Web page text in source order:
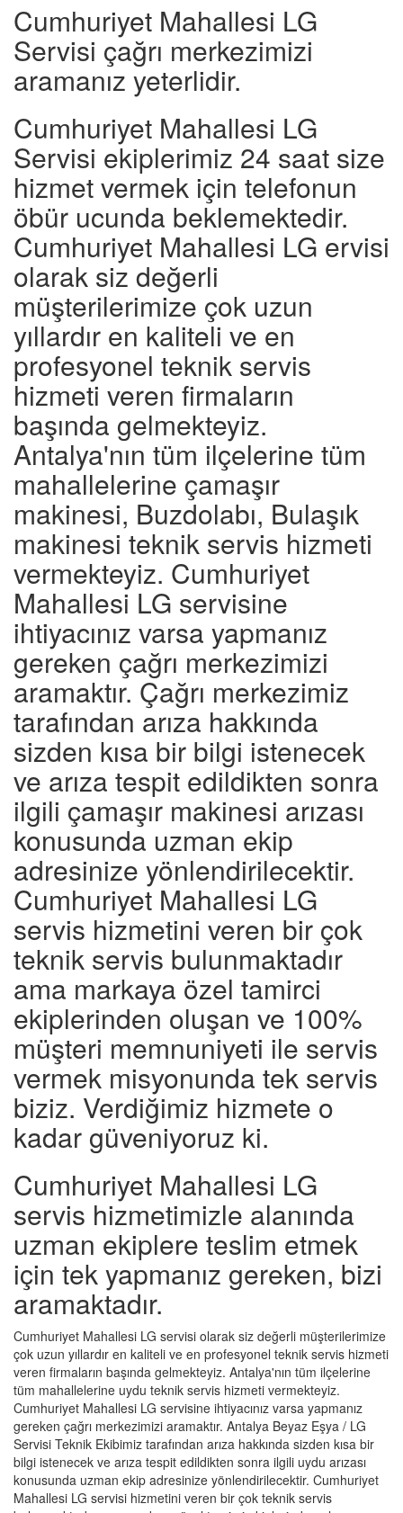
Cumhuriyet Mahallesi LG
Servisi çağrı merkezimizi
aramanız yeterlidir.
Cumhuriyet Mahallesi LG
Servisi ekiplerimiz 24 saat size
hizmet vermek için telefonun
öbür ucunda beklemektedir.
Cumhuriyet Mahallesi LG ervisi
olarak siz değerli
müşterilerimize çok uzun
yıllardır en kaliteli ve en
profesyonel teknik servis
hizmeti veren firmaların
başında gelmekteyiz.
Antalya'nın tüm ilçelerine tüm
mahallelerine çamaşır
makinesi, Buzdolabı, Bulaşık
makinesi teknik servis hizmeti
vermekteyiz. Cumhuriyet
Mahallesi LG servisine
ihtiyacınız varsa yapmanız
gereken çağrı merkezimizi
aramaktır. Çağrı merkezimiz
tarafından arıza hakkında
sizden kısa bir bilgi istenecek
ve arıza tespit edildikten sonra
ilgili çamaşır makinesi arızası
konusunda uzman ekip
adresinize yönlendirilecektir.
Cumhuriyet Mahallesi LG
servis hizmetini veren bir çok
teknik servis bulunmaktadır
ama markaya özel tamirci
ekiplerinden oluşan ve 100%
müşteri memnuniyeti ile servis
vermek misyonunda tek servis
biziz. Verdiğimiz hizmete o
kadar güveniyoruz ki.
Cumhuriyet Mahallesi LG
servis hizmetimizle alanında
uzman ekiplere teslim etmek
için tek yapmanız gereken, bizi
aramaktadır.
Cumhuriyet Mahallesi LG servisi olarak siz değerli müşterilerimize
çok uzun yıllardır en kaliteli ve en profesyonel teknik servis hizmeti
veren firmaların başında gelmekteyiz. Antalya'nın tüm ilçelerine
tüm mahallelerine uydu teknik servis hizmeti vermekteyiz.
Cumhuriyet Mahallesi LG servisine ihtiyacınız varsa yapmanız
gereken çağrı merkezimizi aramaktır. Antalya Beyaz Eşya / LG
Servisi Teknik Ekibimiz tarafından arıza hakkında sizden kısa bir
bilgi istenecek ve arıza tespit edildikten sonra ilgili uydu arızası
konusunda uzman ekip adresinize yönlendirilecektir. Cumhuriyet
Mahallesi LG servisi hizmetini veren bir çok teknik servis